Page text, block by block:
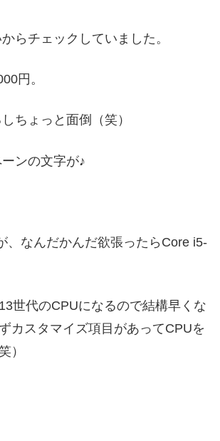
らチェックしていました。
円。
ちょっと面倒（笑）
ンの文字が♪
、なんだかんだ欲張ったらCore i5-
世代のCPUになるので結構早くな
カスタマイズ項目があってCPUを
）